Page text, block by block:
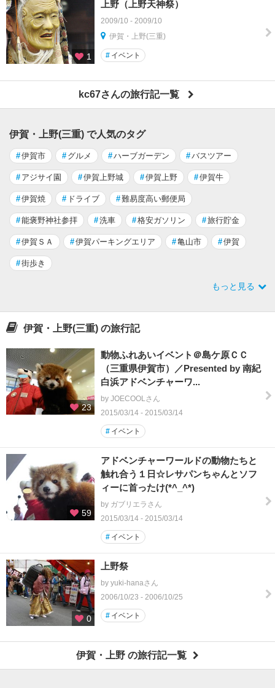
1
上野（上野天神祭）
2009/10 - 2009/10
伊賀・上野(三重)
# イベント
kc67さんの旅行記一覧
伊賀・上野(三重) で人気のタグ
#伊賀市 # グルメ #ハーブガーデン #バスツアー
# アジサイ園 #伊賀上野城 #伊賀上野 #伊賀牛
#伊賀焼 # ドライブ #難易度高い郵便局
#能褒野神社参拝 #洗車 #格安ガソリン #旅行貯金
#伊賀ＳＡ #伊賀パーキングエリア #亀山市 #伊賀
#街歩き
もっと見る
伊賀・上野(三重) の旅行記
23
動物ふれあいイベント＠島ケ原ＣＣ
（三重県伊賀市）／Presented by 南紀
白浜アドベンチャーワ...
by JOECOOLさん
2015/03/14 - 2015/03/14
# イベント
59
アドベンチャーワールドの動物たちと
触れ合う１日☆レサパンちゃんとソフ
ィーに首ったけ(*^_^*)
by ガブリエラさん
2015/03/14 - 2015/03/14
# イベント
0
上野祭
by yuki-hanaさん
2006/10/23 - 2006/10/25
# イベント
伊賀・上野 の旅行記一覧